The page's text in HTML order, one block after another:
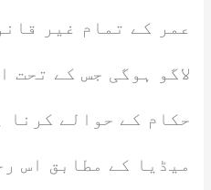
عمر کے تمام غیر
لاگو ہوگی جس کے تحت
حکام کے حوالے کرنا
میڈیا کے مطابق اس